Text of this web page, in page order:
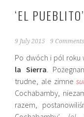
‘EL
9 July 2015 9 Comments
Po dwóch i pól roku
la Sierra .
trudne, ale zimne
Cochabamby,
razem,